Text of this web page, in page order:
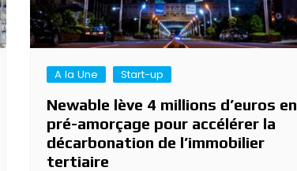
A la Une Start-up
Newable lève 4 millions d’euros en
pré-amorçage pour accélérer la
décarbonation de l’immobilier
tertiaire